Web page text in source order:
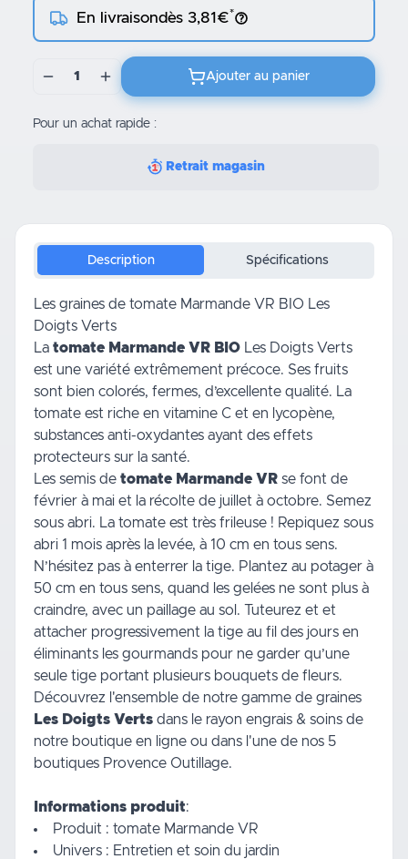
En livraisondès 3,81€*
1 Ajouter au panier
Pour un achat rapide :
Retrait magasin
Description Spécifications
Les graines de tomate Marmande VR BIO Les
Doigts Verts
La tomate Marmande VR BIO Les Doigts Verts
est une variété extrêmement précoce. Ses fruits
sont bien colorés, fermes, d’excellente qualité. La
tomate est riche en vitamine C et en lycopène,
substances anti-oxydantes ayant des effets
protecteurs sur la santé.
Les semis de tomate Marmande VR se font de
février à mai et la récolte de juillet à octobre. Semez
sous abri. La tomate est très frileuse ! Repiquez sous
abri 1 mois après la levée, à 10 cm en tous sens.
N’hésitez pas à enterrer la tige. Plantez au potager à
50 cm en tous sens, quand les gelées ne sont plus à
craindre, avec un paillage au sol. Tuteurez et et
attacher progressivement la tige au fil des jours en
éliminants les gourmands pour ne garder qu’une
seule tige portant plusieurs bouquets de fleurs.
Découvrez l'ensemble de notre gamme de graines
Les Doigts Verts dans le rayon engrais & soins de
notre boutique en ligne ou dans l'une de nos 5
boutiques Provence Outillage.
Informations produit:
Produit : tomate Marmande VR
Univers : Entretien et soin du jardin